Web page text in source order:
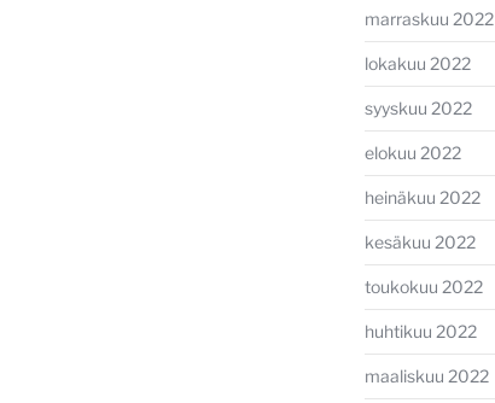
marraskuu 2022
lokakuu 2022
syyskuu 2022
elokuu 2022
heinäkuu 2022
kesäkuu 2022
toukokuu 2022
huhtikuu 2022
maaliskuu 2022